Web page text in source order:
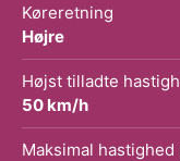
Køreretning
Højre
Højst tilladte
50 km/h
Maksimal